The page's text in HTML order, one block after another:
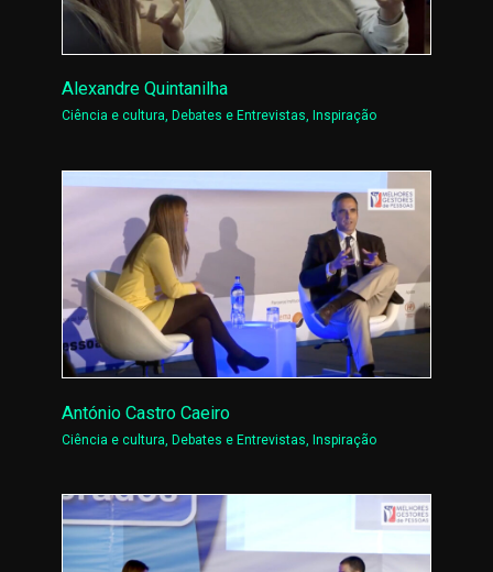
Alexandre Quintanilha
Ciência e cultura, Debates e Entrevistas, Inspiração
António Castro Caeiro
Ciência e cultura ,Debates e Entrevistas ,Inspiração